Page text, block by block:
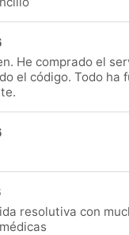
He comprado el
el código. Todo ha
resolutiva con